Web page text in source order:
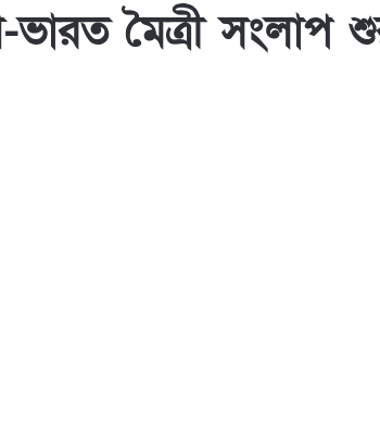
ভারত মৈত্রী সংলাপ